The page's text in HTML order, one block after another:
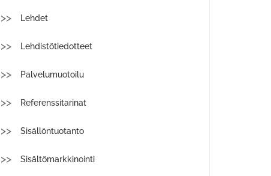
Lehdet
Lehdistötiedotteet
Palvelumuotoilu
Referenssitarinat
Sisällöntuotanto
Sisältömarkkinointi